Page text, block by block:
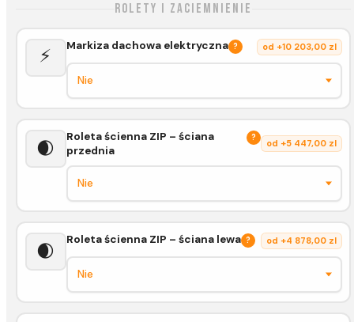
Rolety i zaciemnienie
⚡ Markiza dachowa elektryczna ? od +10 203,00 zl
🌒
Roleta ścienna ZIP – ściana
przednia
?
od +5 447,00 zl
🌒
Roleta ścienna ZIP – ściana lewa ? od +4 878,00 zl